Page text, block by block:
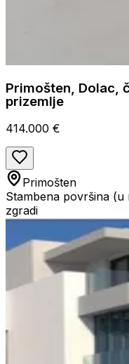
Primošten, Dolac,
prizemlje
414.000 €
Primošten
Stambena površina (u
zgradi